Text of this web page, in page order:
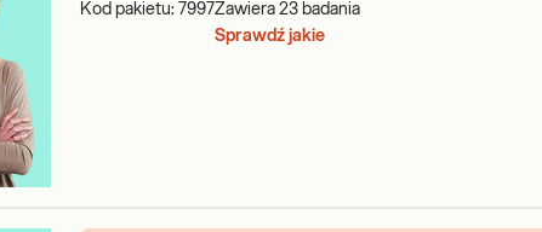
Kod pakietu: 7997Zawiera 23 badania
Sprawdź jakie